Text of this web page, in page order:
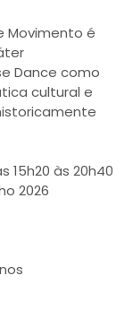
Movimento é
Dance como
cultural e
15h20 às 20h40
2026